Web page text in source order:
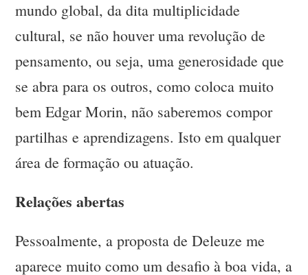
mundo global, da dita multiplicidade
cultural, se não houver uma revolução de
pensamento, ou seja, uma generosidade que
se abra para os outros, como coloca muito
bem Edgar Morin, não saberemos compor
partilhas e aprendizagens. Isto em qualquer
área de formação ou atuação.
Relações abertas
Pessoalmente, a proposta de Deleuze me
aparece muito como um desafio à boa vida, a